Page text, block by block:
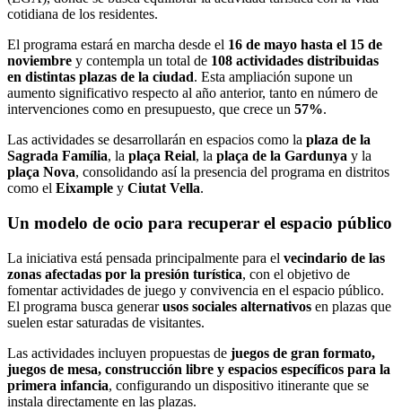
cotidiana de los residentes.
El programa estará en marcha desde el 16 de mayo hasta el 15 de
noviembre y contempla un total de 108 actividades distribuidas
en distintas plazas de la ciudad. Esta ampliación supone un
aumento significativo respecto al año anterior, tanto en número de
intervenciones como en presupuesto, que crece un 57%.
Las actividades se desarrollarán en espacios como la plaza de la
Sagrada Família, la plaça Reial, la plaça de la Gardunya y la
plaça Nova, consolidando así la presencia del programa en distritos
como el Eixample y Ciutat Vella.
Un modelo de ocio para recuperar el espacio público
La iniciativa está pensada principalmente para el vecindario de las
zonas afectadas por la presión turística, con el objetivo de
fomentar actividades de juego y convivencia en el espacio público.
El programa busca generarusos sociales alternativos en plazas que
suelen estar saturadas de visitantes.
Las actividades incluyen propuestas de juegos de gran formato,
juegos de mesa, construcción libre y espacios específicos para la
primera infancia, configurando un dispositivo itinerante que se
instala directamente en las plazas.